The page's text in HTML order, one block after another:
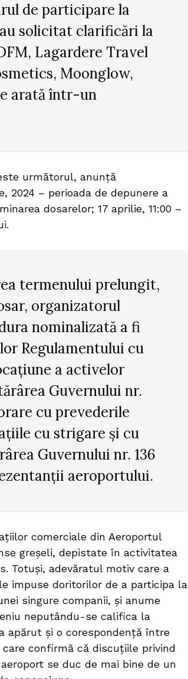
de participare la
solicitat clarificări la
Lagardere Travel
Moonglow,
arată într-un
următorul, anunță
2024 – perioada de depunere a
dosarelor; 17 aprilie, 11:00 –
termenului prelungit,
organizatorul
nominalizată a fi
Regulamentului cu
a activelor
Guvernului nr.
cu prevederile
cu strigare și cu
Guvernului nr. 136
aeroportului.
comerciale din Aeroportul
greșeli, depistate în activitatea
Totuși, adevăratul motiv care a
impuse doritorilor de a participa la
singure companii, și anume
neputându-se califica la
apărut și o corespondență între
confirmă că discuțiile privind
se duc de mai bine de un